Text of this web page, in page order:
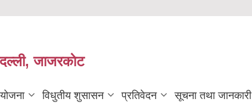
दल्ली, जाजरकाेट
विधुतीय शुसासन प्रतिवेदन सूचना तथा जानकारी